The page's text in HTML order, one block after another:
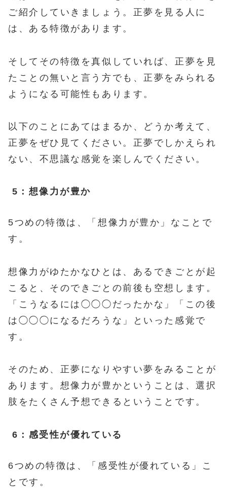
ご紹介していきましょう。正夢を見る人に
は、ある特徴があります。
そしてその特徴を真似していれば、正夢を見
たことの無いと言う方でも、正夢をみられる
ようになる可能性もあります。
以下のことにあてはまるか、どうか考えて、
正夢をぜひ見てください。正夢でしかえられ
ない、不思議な感覚を楽しんでください。
5：想像力が豊か
5つめの特徴は、「想像力が豊か」なことで
す。
想像力がゆたかなひとは、あるできごとが起
こると、そのできごとの前後も空想します。
「こうなるには◯◯◯だったかな」「この後
は◯◯◯になるだろうな」といった感覚で
す。
そのため、正夢になりやすい夢をみることが
あります。想像力が豊かということは、選択
肢をたくさん予想できるということです。
6：感受性が優れている
6つめの特徴は、「感受性が優れている」こ
とです。